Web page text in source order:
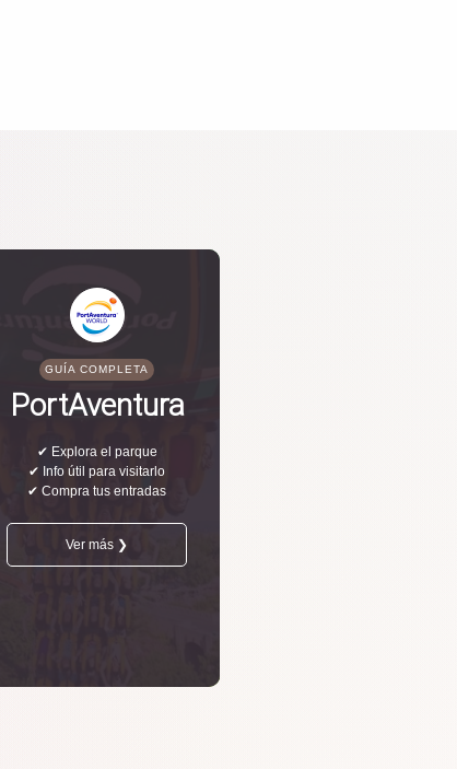
GUÍA COMPLETA
PortAventura
✔ Explora el parque
✔ Info útil para visitarlo
✔ Compra tus entradas
Ver más ❯